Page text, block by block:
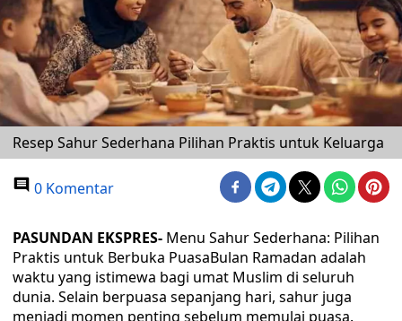
Resep Sahur Sederhana Pilihan Praktis untuk Keluarga
0 Komentar
PASUNDAN EKSPRES- Menu Sahur Sederhana: Pilihan
Praktis untuk Berbuka PuasaBulan Ramadan adalah
waktu yang istimewa bagi umat Muslim di seluruh
dunia. Selain berpuasa sepanjang hari, sahur juga
menjadi momen penting sebelum memulai puasa.